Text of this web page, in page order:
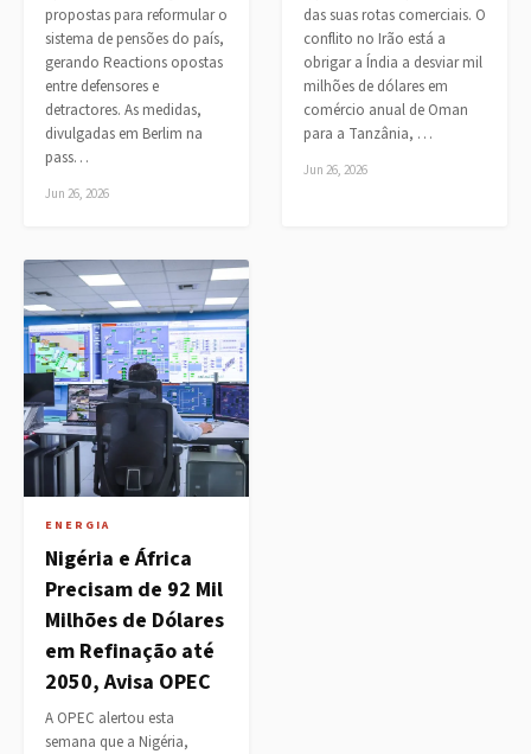
propostas para reformular o
sistema de pensões do país,
gerando Reactions opostas
entre defensores e
detractores. As medidas,
divulgadas em Berlim na
pass…
Jun 26, 2026
das suas rotas comerciais. O
conflito no Irão está a
obrigar a Índia a desviar mil
milhões de dólares em
comércio anual de Oman
para a Tanzânia, …
Jun 26, 2026
ENERGIA
Nigéria e África
Precisam de 92 Mil
Milhões de Dólares
em Refinação até
2050, Avisa OPEC
A OPEC alertou esta
semana que a Nigéria,